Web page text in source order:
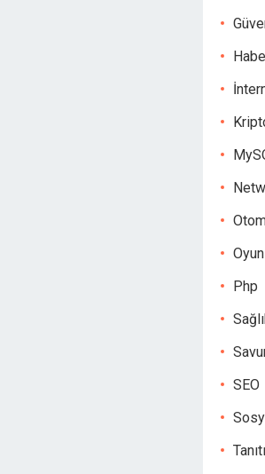
Oyun
Php
SEO